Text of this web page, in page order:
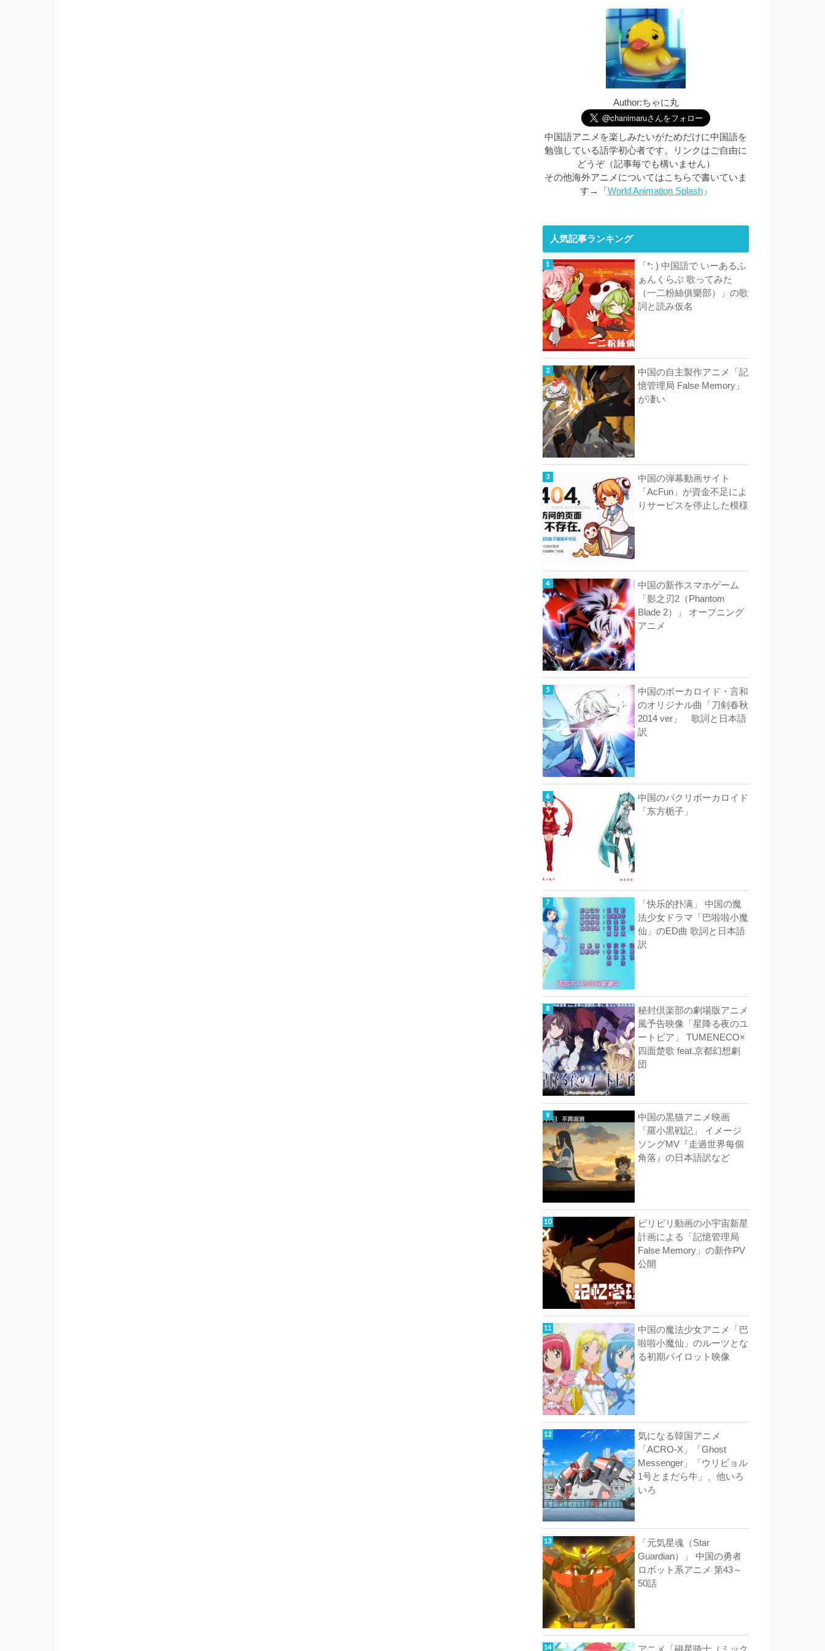
Author:ちゃに丸
中国語アニメを楽しみたいがためだけに中国語を
勉強している語学初心者です。リンクはご自由に
どうぞ（記事毎でも構いません）
その他海外アニメについてはこちらで書いていま
す→「 World Animation Splash」
人気記事ランキング
「*: ) 中国語で いーあるふ
ぁんくらぶ 歌ってみた
（一二粉絲俱樂部）」の歌
詞と読み仮名
中国の自主製作アニメ「記
憶管理局 False Memory」
が凄い
中国の弾幕動画サイト
「AcFun」が資金不足によ
りサービスを停止した模様
中国の新作スマホゲーム
「影之刃2（Phantom
Blade 2）」 オープニング
アニメ
中国のボーカロイド・言和
のオリジナル曲「刀剣春秋
2014 ver」 歌詞と日本語
訳
中国のパクリボーカロイド
「东方栀子」
「快乐的扑满」 中国の魔
法少女ドラマ「巴啦啦小魔
仙」のED曲 歌詞と日本語
訳
秘封倶楽部の劇場版アニメ
風予告映像「星降る夜のユ
ートピア」 TUMENECO×
四面楚歌 feat.京都幻想劇
団
中国の黒猫アニメ映画
「羅小黒戦記」 イメージ
ソングMV『走過世界每個
角落』の日本語訳など
ビリビリ動画の小宇宙新星
計画による「記憶管理局
False Memory」の新作PV
公開
中国の魔法少女アニメ「巴
啦啦小魔仙」のルーツとな
る初期パイロット映像
気になる韓国アニメ
「ACRO-X」「Ghost
Messenger」「ウリビョル
1号とまだら牛」、他いろ
いろ
「元気星魂（Star
Guardian）」 中国の勇者
ロボット系アニメ 第43～
50話
アニメ「磁星骑士（ミック